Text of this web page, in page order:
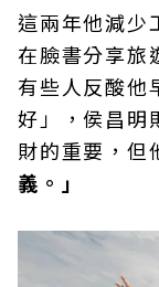
這兩年他減少
在臉書分享旅
有些人反酸他
好」，侯昌明
財的重要，但
義。」